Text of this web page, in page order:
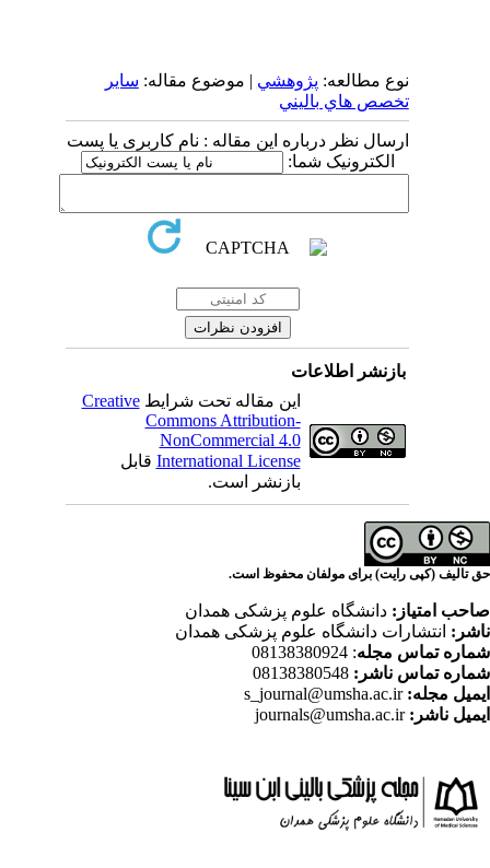
پژوهشي| موضوع مقاله:سایر
درباره این مقاله : نام کاربری یا پست
این مقاله تحت شرایطCreative
Commons Attribution-
NonCommercial 4.0
International Licenseقابل
مولفان محفوظ است.
علوم پزشکی همدان
علوم پزشکی همدان
: